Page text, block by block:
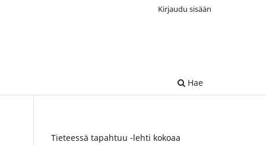
Hae
Kirjaudu sisään
Tieteessä tapahtuu -lehti kokoaa